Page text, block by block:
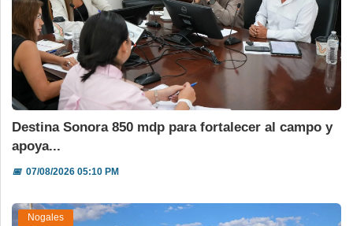
Destina Sonora 850 mdp para fortalecer al campo y
apoya...
📅07/08/2026 05:10 PM
Nogales